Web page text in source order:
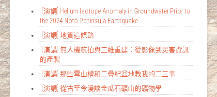
[演講] Helium Isotope Anomaly in Groundwater Prior to
the 2024 Noto Peninsula Earthquake
[演講] 地質這條路
[演講] 無人機航拍與三維重建：從影像到災害資訊
的產製
[演講] 那些雪山槽和二疊紀盆地教我的二三事
[演講] 從古至今漫談金瓜石礦山的礦物學